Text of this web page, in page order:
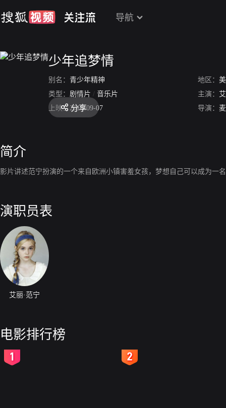
导航
少年追梦情
别名： 青少年精神 地区：
类型： 剧情片 / 音乐片 主演：
上映： 2018-09-07 导演：
分享
简介
影片讲述范宁扮演的一个来自欧洲小镇害羞女孩，梦想自己可以成为一
演职员表
艾丽·范宁
电影排行榜